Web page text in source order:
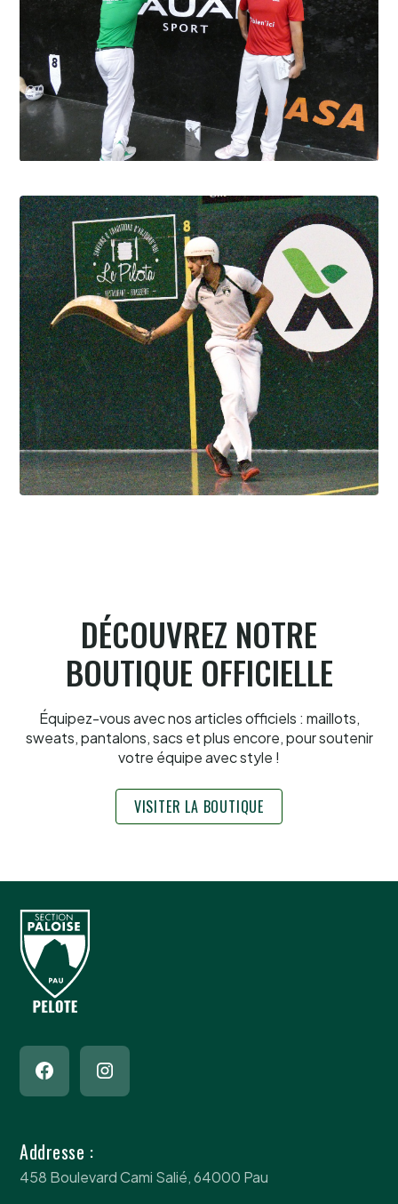
Cesta Punta quand tu nous tiens
6.8.2026
DÉCOUVREZ NOTRE
BOUTIQUE OFFICIELLE
Équipez-vous avec nos articles officiels : maillots,
sweats, pantalons, sacs et plus encore, pour soutenir
votre équipe avec style !
VISITER LA BOUTIQUE
Addresse :
458 Boulevard Cami Salié, 64000 Pau